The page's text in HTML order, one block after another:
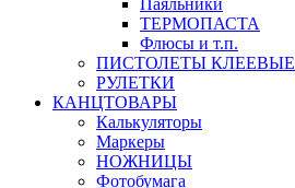
Паяльники
ТЕРМОПАСТА
Флюсы и т.п.
ПИСТОЛЕТЫ КЛЕЕВЫЕ
РУЛЕТКИ
КАНЦТОВАРЫ
Калькуляторы
Маркеры
НОЖНИЦЫ
Фотобумага